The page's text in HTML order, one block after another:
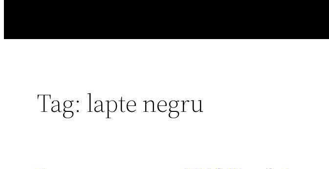
Tag: lapte negru